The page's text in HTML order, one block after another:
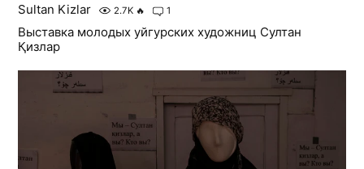
Sultan Kizlar 2.7K 🔥 1
Выставка молодых уйгурских художниц Султан
Қизлар